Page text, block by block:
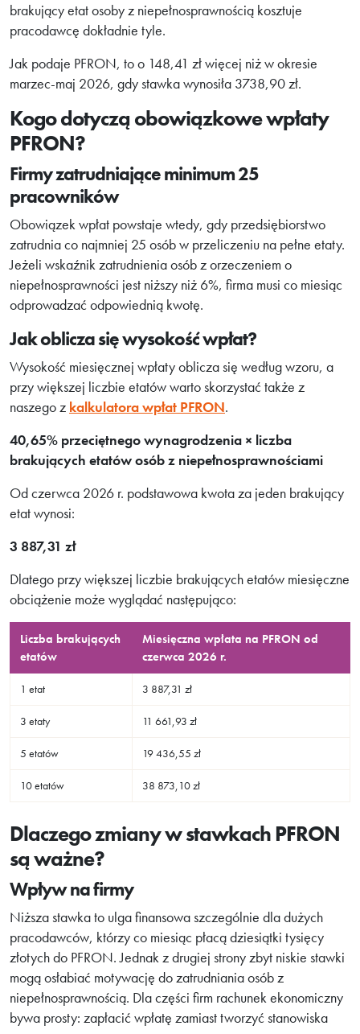
brakujący etat osoby z niepełnosprawnością kosztuje
pracodawcę dokładnie tyle.
Jak podaje PFRON, to o 148,41 zł więcej niż w okresie
marzec-maj 2026, gdy stawka wynosiła 3738,90 zł.
Kogo dotyczą obowiązkowe wpłaty
PFRON?
Firmy zatrudniające minimum 25
pracowników
Obowiązek wpłat powstaje wtedy, gdy przedsiębiorstwo
zatrudnia co najmniej 25 osób w przeliczeniu na pełne etaty.
Jeżeli wskaźnik zatrudnienia osób z orzeczeniem o
niepełnosprawności jest niższy niż 6%, firma musi co miesiąc
odprowadzać odpowiednią kwotę.
Jak oblicza się wysokość wpłat?
Wysokość miesięcznej wpłaty oblicza się według wzoru, a
przy większej liczbie etatów warto skorzystać także z
naszego z kalkulatora wpłat PFRON.
40,65% przeciętnego wynagrodzenia × liczba
brakujących etatów osób z niepełnosprawnościami
Od czerwca 2026 r. podstawowa kwota za jeden brakujący
etat wynosi:
3 887,31 zł
Dlatego przy większej liczbie brakujących etatów miesięczne
obciążenie może wyglądać następująco:
Liczba brakujących
etatów
Miesięczna wpłata na PFRON od
czerwca 2026 r.
1 etat 3 887,31 zł
3 etaty 11 661,93 zł
5 etatów 19 436,55 zł
10 etatów 38 873,10 zł
Dlaczego zmiany w stawkach PFRON
są ważne?
Wpływ na firmy
Niższa stawka to ulga finansowa szczególnie dla dużych
pracodawców, którzy co miesiąc płacą dziesiątki tysięcy
złotych do PFRON. Jednak z drugiej strony zbyt niskie stawki
mogą osłabiać motywację do zatrudniania osób z
niepełnosprawnością. Dla części firm rachunek ekonomiczny
bywa prosty: zapłacić wpłatę zamiast tworzyć stanowiska